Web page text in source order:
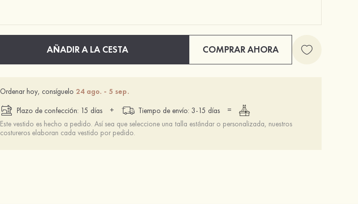
AÑADIR A LA CESTA COMPRAR AHORA
Ordenar hoy, consíguelo 24 ago. - 5 sep.
Plazo de confección: 15 días
+ Tiempo de envío: 3-15 días
=
Este vestido es hecho a pedido. Así sea que seleccione una talla estándar o personalizada, nuestros
costureros elaboran cada vestido por pedido.